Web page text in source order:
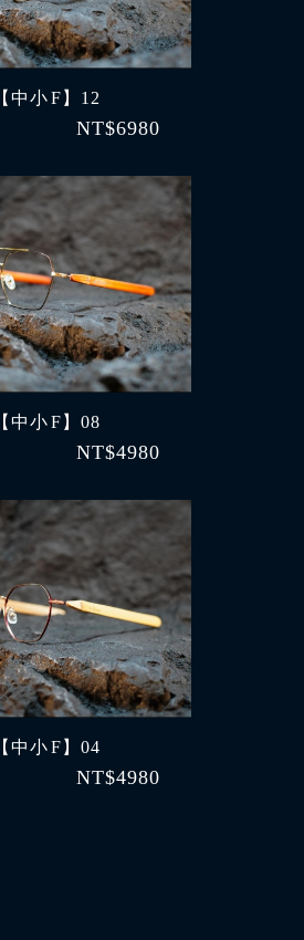
【中小 F】12
NT$6980
【中小 F】08
NT$4980
【中小 F】04
NT$4980